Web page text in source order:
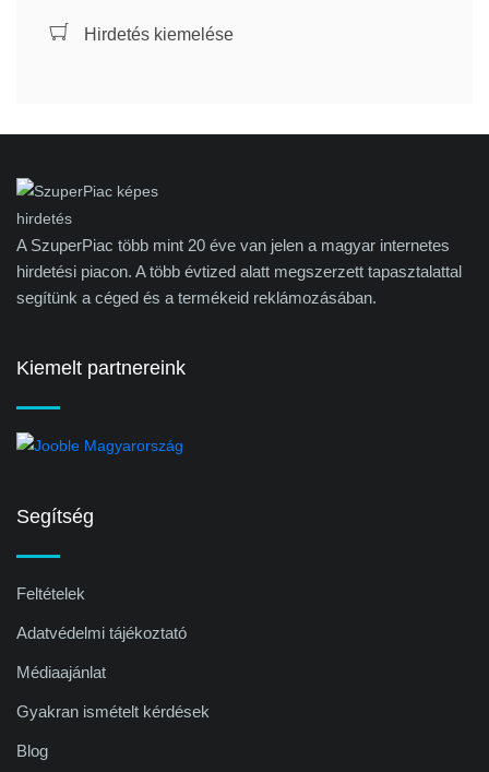
Hirdetés kiemelése
A SzuperPiac több mint 20 éve van jelen a magyar internetes
hirdetési piacon. A több évtized alatt megszerzett tapasztalattal
segítünk a céged és a termékeid reklámozásában.
Kiemelt partnereink
Segítség
Feltételek
Adatvédelmi tájékoztató
Médiaajánlat
Gyakran ismételt kérdések
Blog